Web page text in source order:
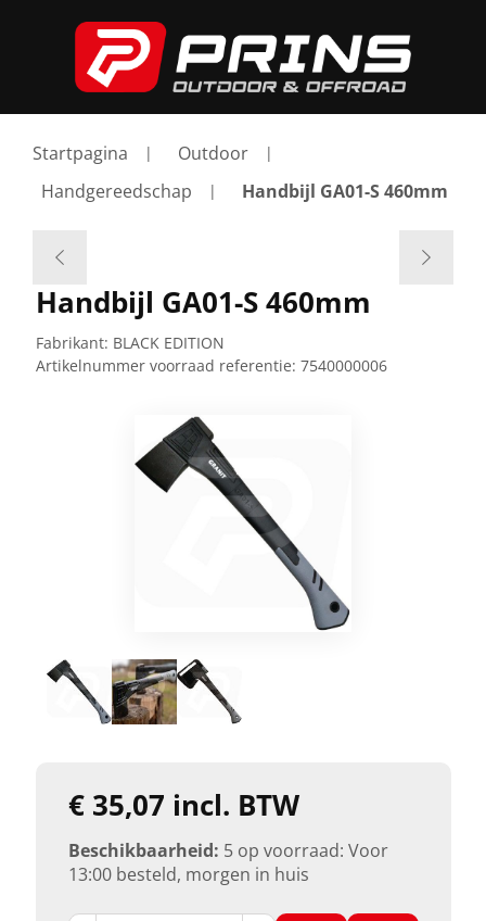
Startpagina
Outdoor
Handgereedschap
Handbijl GA01-S 460mm
Handbijl GA01-S 460mm
Fabrikant: BLACK EDITION
Artikelnummer voorraad referentie: 7540000006
€ 35,07 incl. BTW
Beschikbaarheid: 5 op voorraad: Voor
13:00 besteld, morgen in huis